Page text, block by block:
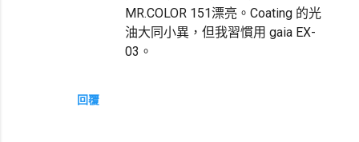
回覆
MR.COLOR 151漂亮。Coating 的光
油大同小異，但我習慣用 gaia EX-
03。